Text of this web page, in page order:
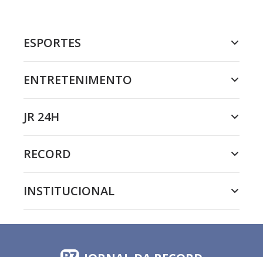
ESPORTES
ENTRETENIMENTO
JR 24H
RECORD
INSTITUCIONAL